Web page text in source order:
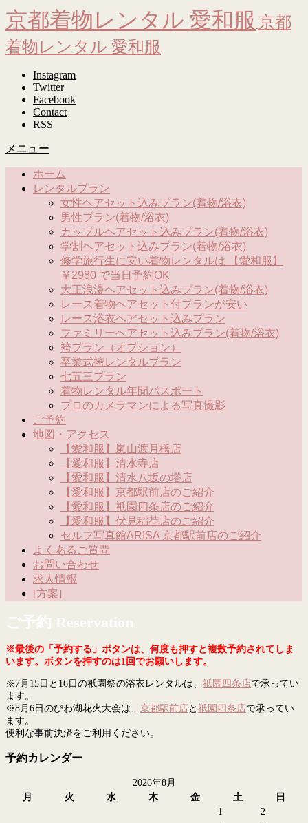
京都着物レンタル 愛和服 京都
着物レンタル 愛和服
Instagram
Twitter
Facebook
Contact
RSS
メニュー
ホーム
レンタルプラン
女性ヘアセット込みプラン(着物/浴衣)
男性プラン(着物/浴衣)
カップルヘアセット込みプラン(着物/浴衣)
学割ヘアセット込みプラン(着物/浴衣)
修学旅行生に安い着物レンタルは 【愛和服】
￥2980 で当日予約OK
大正浪漫ヘアセット込みプラン(着物/浴衣)
レース着物ヘアセット付プランが安い
レース浴衣ヘアセット込みプラン
ファミリーヘアセット込みプラン(着物/浴衣)
袴プラン（オプション）
卒業式袴レンタルプラン
七五三プラン
着物レンタル年間パスポート
プロのカメラマンによる写真撮影
ご予約
地図・アクセス
【愛和服】嵐山渡月橋店
【愛和服】清水寺店
【愛和服】清水八坂の塔店
【愛和服】京都駅前店のご紹介
【愛和服】祇園四条店のご紹介
【愛和服】伏見稲荷店のご紹介
セルフ写真館ARISA 京都駅前店のご紹介
よくあるご質問
お問い合わせ
求人情報
[方案]
ご予約 Reservation
※最後の「予約する」ボタンは、何度も押すと複数予約されてしま
います。ボタンを押すのは1回でお願いします。
※7月15日と16日の祇園祭の浴衣レンタルは、 祇園四条店で承ってい
ます。
※8月6日のびわ湖花火大会は、 京都駅前店 と 祇園四条店で承ってい
ます。
便利な事前決済をご利用ください。
予約カレンダー
2026年8月
月
火 水 木 金 土
日
1
2